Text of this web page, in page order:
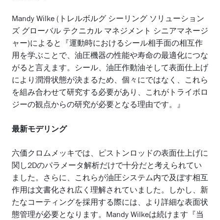
Mandy Wilke (トレルボルグ シーリング ソリューション
ズ グローバル テクニカル マネジメント シニアマネージ
ャー)によると『運動時におけるシール相手面の相互作
用を学ぶことで、油圧機器の性能や寿命の最適化につな
がると言えます。シール、油圧作動油そして表面仕上げ
により潤滑状態が決まるため、個々にではなく、これら
を組み合わせて研究する必要があり、これがトライボロ
ジーの観点からの研究が必要となる理由です。』
最新モデリング
六価クロムメッキでは、ピストンロッドの表面仕上げに
関し2Dのパラメータ解析だけで十分だと考えられてい
ました。さらに、これらが油圧システム内で及ぼす相互
作用は文書化され広く理解されていました。しかし、新
たなコーティングを採用する際には、より詳細な表面状
態管理が必要となります。Mandy Wilkeは続けます『当